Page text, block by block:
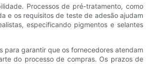
Processos de pré-tratamento, como
e os requisitos de teste de adesão ajudam
especificando pigmentos e selantes
para garantir que os fornecedores atendam
do processo de compras. Os prazos de